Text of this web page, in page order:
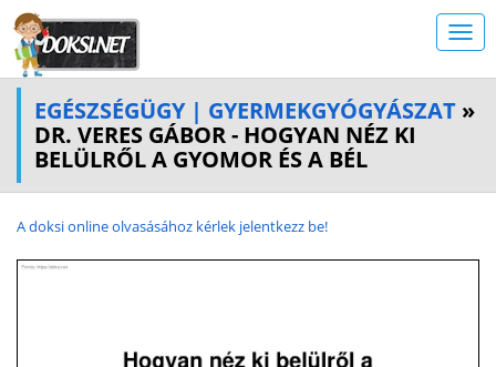
EGÉSZSÉGÜGY | GYERMEKGYÓGYÁSZAT »
DR. VERES GÁBOR - HOGYAN NÉZ KI
BELÜLRŐL A GYOMOR ÉS A BÉL
A doksi online olvasásához kérlek jelentkezz be!